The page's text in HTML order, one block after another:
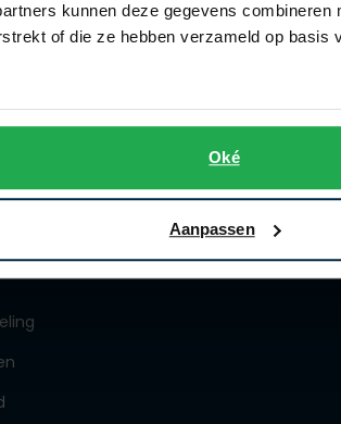
kunnen deze gegevens combineren
of die ze hebben verzameld op basis
Oké
Aanpassen